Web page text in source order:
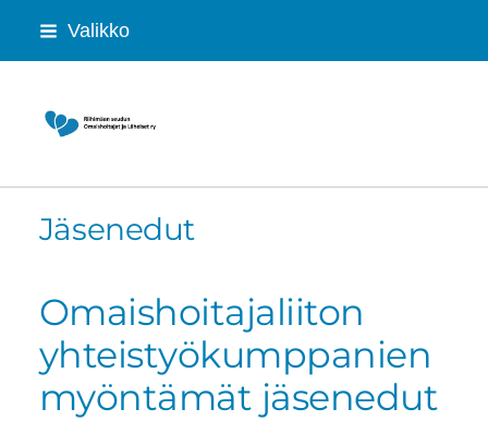
Siirry
Valikko
Riihimäen seudun Omaishoitajat ja
Jäsenedut
Omaishoitajaliiton
yhteistyökumppanien
myöntämät jäsenedut